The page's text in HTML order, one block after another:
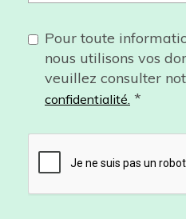
Pour toute
nous utilisons vos
veuillez consulter
confidentialité. *